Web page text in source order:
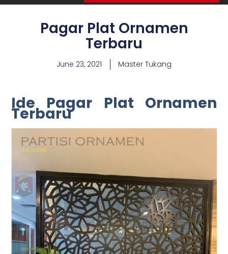
Pagar Plat Ornamen
Terbaru
June 23, 2021 Master Tukang
Ide Pagar Plat Ornamen
Terbaru